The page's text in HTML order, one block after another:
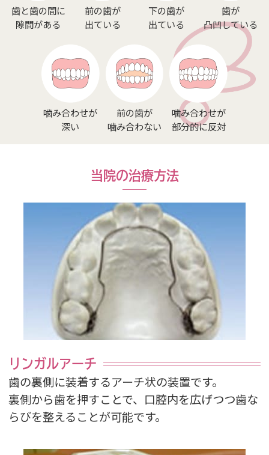
歯と歯の間に
隙間がある
前の歯が
出ている
下の歯が
出ている
歯が
凸凹している
噛み合わせが
深い
前の歯が
噛み合わない
噛み合わせが
部分的に反対
当院の治療方法
リンガルアーチ
歯の裏側に装着するアーチ状の装置です。
裏側から歯を押すことで、口腔内を広げつつ歯な
らびを整えることが可能です。